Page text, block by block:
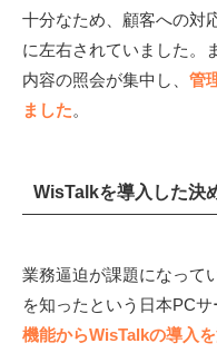
十分なため、顧客への対
に左右されていました。
内容の照会が集中し、 管
ました。
WisTalkを導入した決
業務逼迫が課題になって
を知ったという日本PCサ
機能からWisTalkの導入